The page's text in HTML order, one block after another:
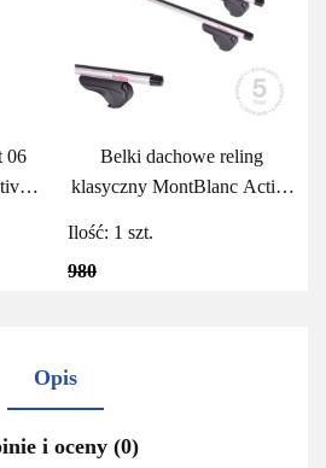
06
Belki dachowe reling
klasyczny MontBlanc Activa
980
Ilość: 1 szt.
Opis
i oceny (0)